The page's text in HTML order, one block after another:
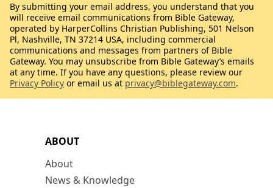
ABOUT
About
News & Knowledge
By submitting your email address, you understand that you
will receive email communications from Bible Gateway,
operated by HarperCollins Christian Publishing, 501 Nelson
Pl, Nashville, TN 37214 USA, including commercial
communications and messages from partners of Bible
Gateway. You may unsubscribe from Bible Gateway’s emails
at any time. If you have any questions, please review our
Privacy Policy or email us at privacy@biblegateway.com.